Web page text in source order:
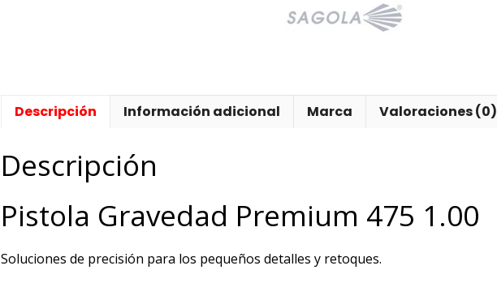
Descripción Información adicional Marca Valoraciones (0)
Descripción
Pistola Gravedad Premium 475 1.00
Soluciones de precisión para los pequeños detalles y retoques.